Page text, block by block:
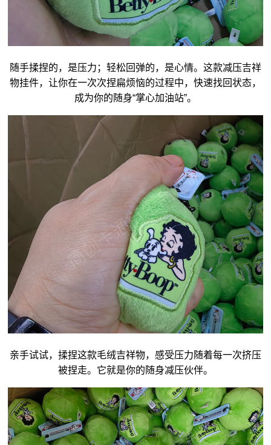
随手揉捏的，是压力；轻松回弹的，是心情。这款减压吉祥
物挂件，让你在一次次捏扁烦恼的过程中，快速找回状态，
成为你的随身“掌心加油站”。
亲手试试，揉捏这款毛绒吉祥物，感受压力随着每一次挤压
被捏走。它就是你的随身减压伙伴。